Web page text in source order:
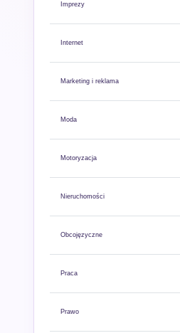
Imprezy
Internet
Marketing i reklama
Moda
Motoryzacja
Nieruchomości
Obcojęzyczne
Praca
Prawo